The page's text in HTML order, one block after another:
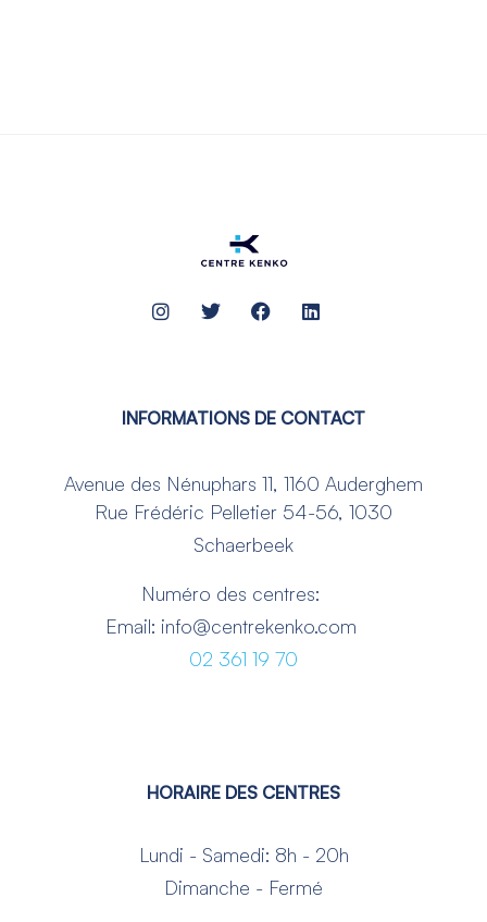
INFORMATIONS DE CONTACT
Avenue des Nénuphars 11, 1160 Auderghem
Rue Frédéric Pelletier 54-56, 1030
Schaerbeek
Numéro des centres:
Email: info@centrekenko.com
02 361 19 70
HORAIRE DES CENTRES
Lundi - Samedi: 8h - 20h
Dimanche - Fermé